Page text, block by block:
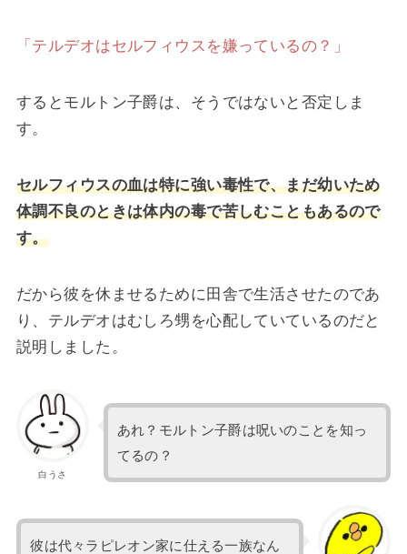
「テルデオはセルフィウスを嫌っているの？」
するとモルトン子爵は、そうではないと否定しま
す。
セルフィウスの血は特に強い毒性で、まだ幼いため
体調不良のときは体内の毒で苦しむこともあるので
す。
だから彼を休ませるために田舎で生活させたのであ
り、テルデオはむしろ甥を心配していているのだと
説明しました。
白うさ
あれ？モルトン子爵は呪いのことを知っ
てるの？
彼は代々ラピレオン家に仕える一族なん